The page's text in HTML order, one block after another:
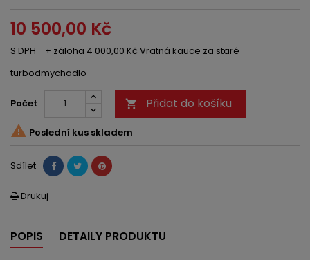
10 500,00 Kč
S DPH
+ záloha 4 000,00 Kč Vratná kauce za staré
turbodmychadlo
Počet  Přidat do košíku
 Poslední kus skladem
Sdílet
 Drukuj
POPIS DETAILY PRODUKTU